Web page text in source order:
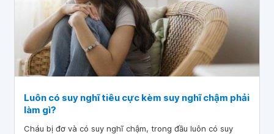
Luôn có suy nghĩ tiêu cực kèm suy nghĩ chậm phải
làm gì?
Cháu bị đơ và có suy nghĩ chậm, trong đầu luôn có suy